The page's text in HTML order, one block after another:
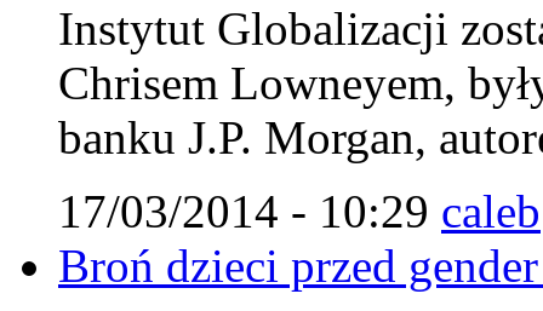
Instytut Globalizacji
Chrisem Lowneyem,
banku J.P. Morgan,
17/03/2014 - 10:29 caleb
Broń dzieci przed